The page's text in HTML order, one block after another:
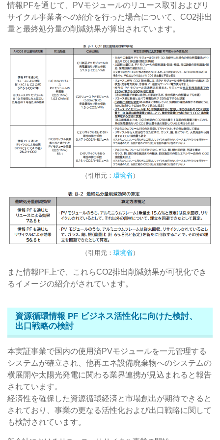
情報PFを通じて、PVモジュールのリユース取引およびリ
サイクル事業者への紹介を行った場合について、CO2排出
量と最終処分量の削減効果が算出されています。
（引用元： 環境省）
（引用元： 環境省）
また情報PF上で、これらCO2排出削減効果が可視化でき
るイメージの紹介がされています。
資源循環情報 PF ビジネス活性化に向けた検討、
出口戦略の検討
本実証事業で国内の使用済PVモジュールを一元管理する
システムが確立され、他再エネ設備廃棄物へのシステムの
横展開や太陽光発電に関わる業界連携が見込まれると報告
されています。
経済性を確保した資源循環経済と市場創出が期待できると
されており、事業の更なる活性化および出口戦略に関して
も検討されています。